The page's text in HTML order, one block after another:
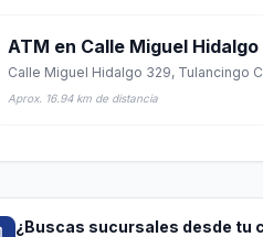
ATM en Calle Miguel Hidalgo
Aprox. 16.94 km de distancia
¿Buscas sucursales desde tu